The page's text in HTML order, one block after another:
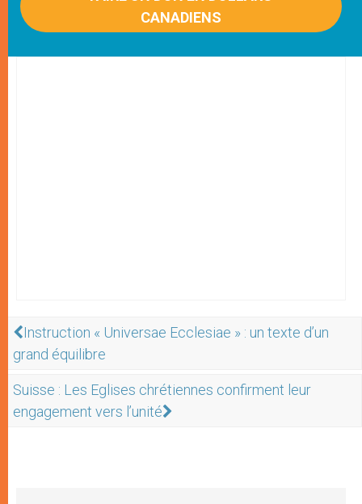
CANADIENS
Instruction « Universae Ecclesiae » : un texte d’un
grand équilibre
Suisse : Les Eglises chrétiennes confirment leur
engagement vers l’unité